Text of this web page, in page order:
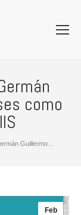
como
Guillermo…
Feb